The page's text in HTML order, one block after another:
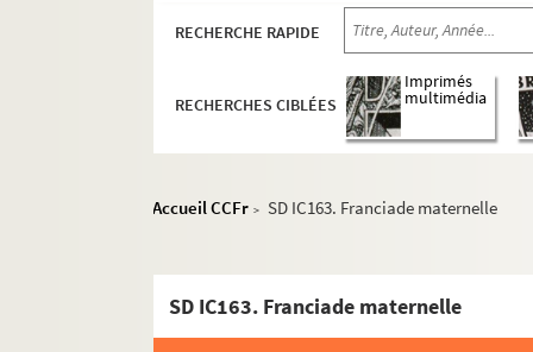
RECHERCHE RAPIDE
RECHERCHES CIBLÉES
Imprimés
multimédia
Accueil CCFr > SD IC163. Franciade maternelle
SD IC163. Franciade maternelle
Histoire politique et sociale
Rénovations et aménagements